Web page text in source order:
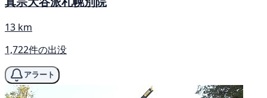
13 km
1,722件の出没
アラート